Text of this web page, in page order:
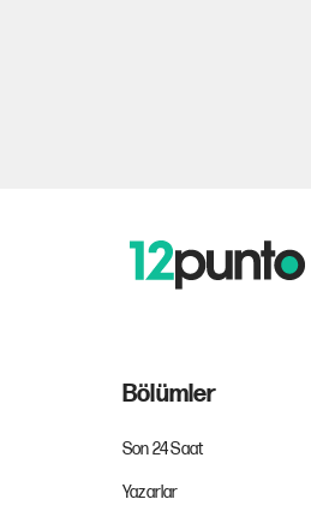
Bölümler
Son 24 Saat
Yazarlar